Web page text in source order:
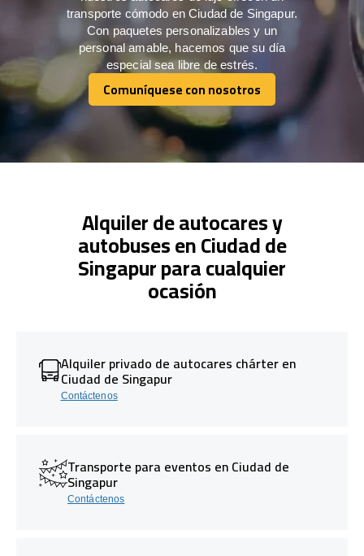
transporte cómodo en Ciudad de Singapur.
Con paquetes personalizables y un
personal amable, hacemos que su día
especial sea libre de estrés.
Comuníquese con nosotros
Comuníquese con nosotros
Alquiler de autocares y
autobuses en Ciudad de
Singapur para cualquier
ocasión
Alquiler privado de autocares chárter en
Ciudad de Singapur
Contáctenos
Transporte para eventos en Ciudad de
Singapur
Contáctenos